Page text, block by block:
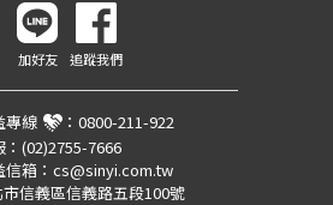
加好友 追蹤我們
專線 ： 0800-211-922
(02)2755-7666
箱： cs@sinyi.com.tw
市信義區信義路五段100號